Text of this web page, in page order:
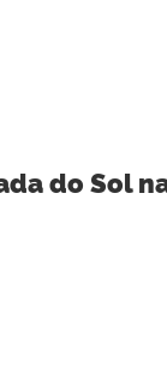
do Sol